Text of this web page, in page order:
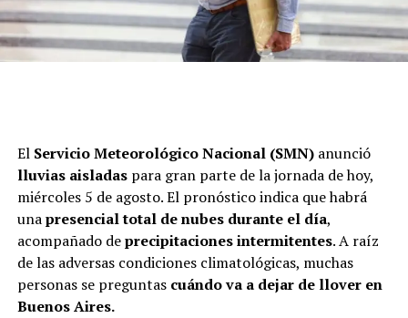
El Servicio Meteorológico Nacional (SMN) anunció
lluvias aisladaspara gran parte de la jornada de hoy,
miércoles 5 de agosto. El pronóstico indica que habrá
unapresencial total de nubes durante el día,
acompañado deprecipitaciones intermitentes. A raíz
de las adversas condiciones climatológicas, muchas
personas se preguntas cuándo va a dejar de llover en
Buenos Aires.